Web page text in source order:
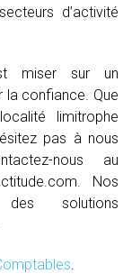
d’activité
miser sur un
confiance. Que
limitrophe
pas à nous
nous au
Nos
solutions